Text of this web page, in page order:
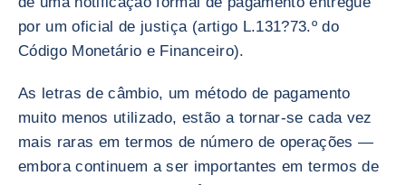
por um oficial de justiça (artigo L.131?73.º do
Código Monetário e Financeiro).
As letras de câmbio, um método de pagamento
muito menos utilizado, estão a tornar-se cada vez
mais raras em termos de número de operações —
embora continuem a ser importantes em termos de